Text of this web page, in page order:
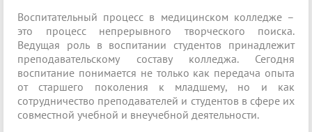
Воспитательный процесс в медицинском колледже –
это процесс непрерывного творческого поиска.
Ведущая роль в воспитании студентов принадлежит
преподавательскому составу колледжа. Сегодня
воспитание понимается не только как передача опыта
от старшего поколения к младшему, но и как
сотрудничество преподавателей и студентов в сфере их
совместной учебной и внеучебной деятельности.